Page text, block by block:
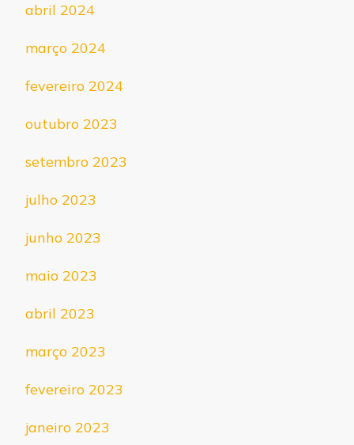
abril 2024
março 2024
fevereiro 2024
outubro 2023
setembro 2023
julho 2023
junho 2023
maio 2023
abril 2023
março 2023
fevereiro 2023
janeiro 2023